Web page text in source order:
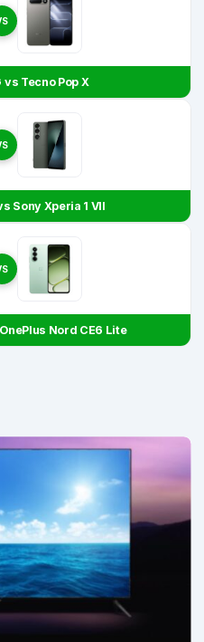
vs Tecno Pop X
Sony Xperia 1 VII
Nord CE6 Lite